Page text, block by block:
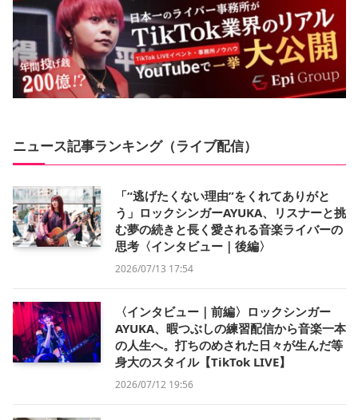
ニュース記事ランキング（ライブ配信）
「“逃げたくない理由”をくれてありがと
う」ロックシンガーAYUKA、リスナーと挑
む夢の続きと長く愛される音楽ライバーの
思考〈インタビュー｜後編〉
2026/07/13 17:54
〈インタビュー｜前編〉ロックシンガー
AYUKA、暇つぶしの練習配信から音楽一本
の人生へ。打ちのめされた日々が生んだ等
身大のスタイル【TikTok LIVE】
2026/07/12 19:56